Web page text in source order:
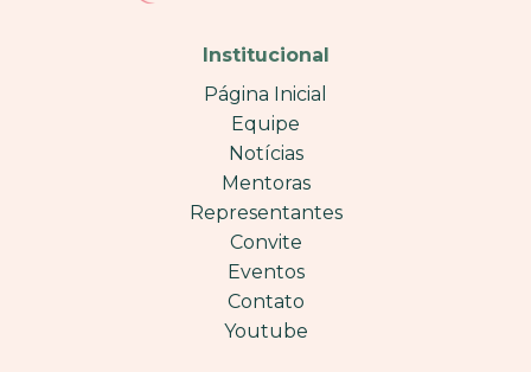
Institucional
Página Inicial
Equipe
Notícias
Mentoras
Representantes
Convite
Eventos
Contato
Youtube